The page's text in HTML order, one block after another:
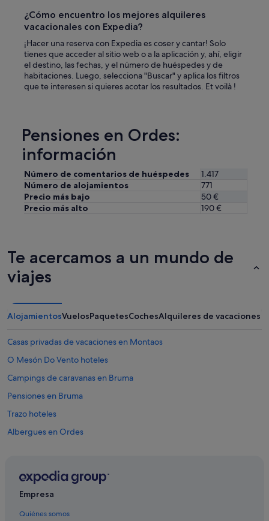
¿Cómo encuentro los mejores alquileres
vacacionales con Expedia?
¡Hacer una reserva con Expedia es coser y cantar! Solo
tienes que acceder al sitio web o a la aplicación y, ahí, eligir
el destino, las fechas, y el número de huéspedes y de
habitaciones. Luego, selecciona "Buscar" y aplica los filtros
que te interesen si quieres acotar los resultados. Et voilà !
Pensiones en Ordes:
información
Número de comentarios de huéspedes
1.417
Número de alojamientos
771
Precio más bajo
50 €
Precio más alto
190 €
Te acercamos a un mundo de
viajes
AlojamientosVuelosPaquetesCochesAlquileres de vacaciones
Casas privadas de vacaciones en Montaos
O Mesón Do Vento hoteles
Campings de caravanas en Bruma
Pensiones en Bruma
Trazo hoteles
Albergues en Ordes
Viaño Pequeno hoteles
Empresa
Quiénes somos